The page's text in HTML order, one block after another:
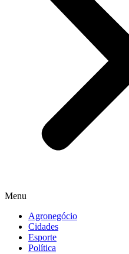
Menu
Agronegócio
Cidades
Esporte
Política